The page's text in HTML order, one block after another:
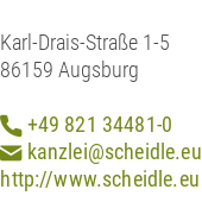
Karl-Drais-Straße 1-5
86159 Augsburg
+49 821 34481-0
kanzlei@scheidle.eu
http://www.scheidle.eu